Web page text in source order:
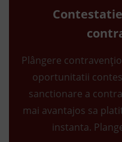
Plângere
oportunitatii
sanctionare a
mai avantajos sa
instanta.